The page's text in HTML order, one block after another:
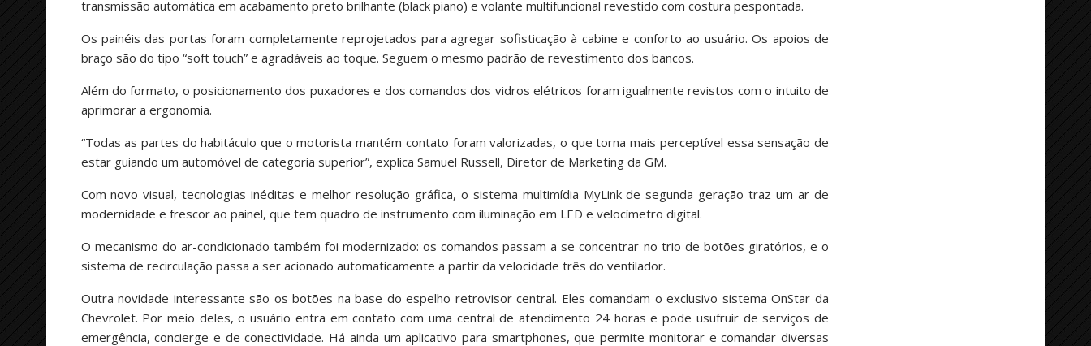
transmissão automática em acabamento preto brilhante (black piano) e volante multifuncional revestido com costura pespontada.
Os painéis das portas foram completamente reprojetados para agregar sofisticação à cabine e conforto ao usuário. Os apoios de
braço são do tipo “soft touch” e agradáveis ao toque. Seguem o mesmo padrão de revestimento dos bancos.
Além do formato, o posicionamento dos puxadores e dos comandos dos vidros elétricos foram igualmente revistos com o intuito de
aprimorar a ergonomia.
“Todas as partes do habitáculo que o motorista mantém contato foram valorizadas, o que torna mais perceptível essa sensação de
estar guiando um automóvel de categoria superior”, explica Samuel Russell, Diretor de Marketing da GM.
Com novo visual, tecnologias inéditas e melhor resolução gráfica, o sistema multimídia MyLink de segunda geração traz um ar de
modernidade e frescor ao painel, que tem quadro de instrumento com iluminação em LED e velocímetro digital.
O mecanismo do ar-condicionado também foi modernizado: os comandos passam a se concentrar no trio de botões giratórios, e o
sistema de recirculação passa a ser acionado automaticamente a partir da velocidade três do ventilador.
Outra novidade interessante são os botões na base do espelho retrovisor central. Eles comandam o exclusivo sistema OnStar da
Chevrolet. Por meio deles, o usuário entra em contato com uma central de atendimento 24 horas e pode usufruir de serviços de
emergência, concierge e de conectividade. Há ainda um aplicativo para smartphones, que permite monitorar e comandar diversas